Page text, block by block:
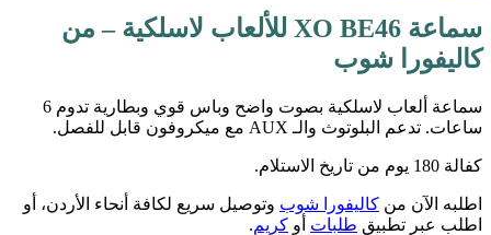
سماعة XO BE46 للألعاب لاسلكية – من
كاليفورا شوب
سماعة ألعاب لاسلكية بصوت واضح وباس قوي وبطارية تدوم 6
ساعات. تدعم البلوتوث والـ AUX مع ميكروفون قابل للفصل.
كفالة 180 يوم من تاريخ الاستلام.
اطلبه الآن من كاليفورا شوب وتوصيل سريع لكافة أنحاء الأردن، أو
اطلب عبر تطبيق طلبات أو كريم.